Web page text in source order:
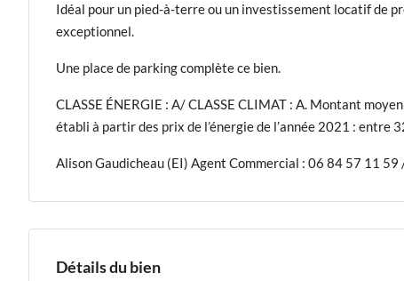
Idéal pour un pied-à-terre ou un investissement locatif de
exceptionnel.
Une place de parking complète ce bien.
CLASSE ÉNERGIE : A/ CLASSE CLIMAT : A. Montant
établi à partir des prix de l’énergie de l’année 2021 : entre
Alison Gaudicheau (EI) Agent Commercial : 06 84 57 11
Détails du bien